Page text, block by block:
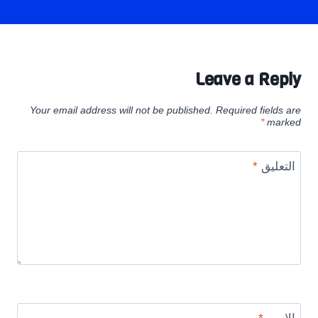
Leave a Reply
Your email address will not be published. Required fields are
marked
*
التعليق*